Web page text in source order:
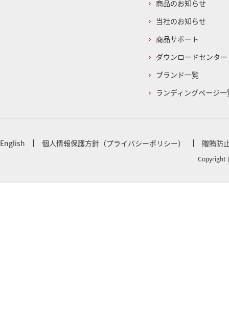
商品のお知らせ
当社のお知らせ
商品サポート
ダウンロードセンター
ブランド一覧
ランディングページ一
English 個人情報保護方針（プライバシーポリシー） 贈賄防
Copyright